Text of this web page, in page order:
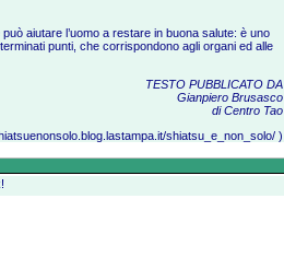
aiutare l’uomo a restare in buona salute: è uno
punti, che corrispondono agli organi ed alle
TESTO PUBBLICATO DA
Gianpiero Brusasco
diCentro Tao
shiatsu_e_non_solo/ )